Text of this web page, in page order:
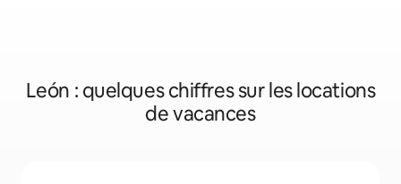
León : quelques chiffres sur les locations
de vacances